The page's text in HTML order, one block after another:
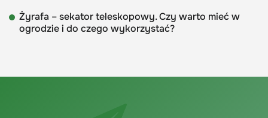
Żyrafa – sekator teleskopowy. Czy warto mieć w
ogrodzie i do czego wykorzystać?